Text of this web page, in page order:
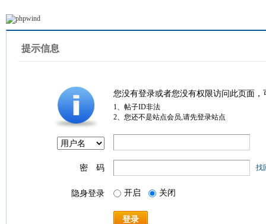
提示信息
您没有登录或者您没有权限访问此页面
1、帖子ID非法
2、您还不是站点会员,请先登录站点
密 码 找
隐身登录 开启 关闭
登录